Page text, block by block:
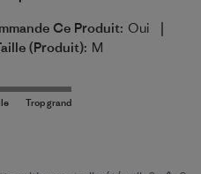
Ce Produit: Oui |
(produit): M